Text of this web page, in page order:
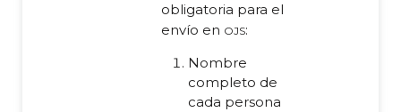
obligatoria para el
envío en ojs:
Nombre
completo de
cada persona